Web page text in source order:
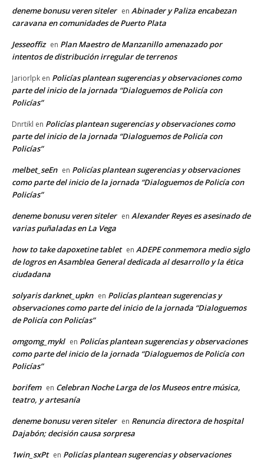
deneme bonusu veren siteler en Abinader y Paliza encabezan
caravana en comunidades de Puerto Plata
Jesseoffiz en Plan Maestro de Manzanillo amenazado por
intentos de distribución irregular de terrenos
Jariorlpk en Policías plantean sugerencias y observaciones como
parte del inicio de la jornada “Dialoguemos de Policía con
Policías”
Dnrtikl en Policías plantean sugerencias y observaciones como
parte del inicio de la jornada “Dialoguemos de Policía con
Policías”
melbet_seEn en Policías plantean sugerencias y observaciones
como parte del inicio de la jornada “Dialoguemos de Policía con
Policías”
deneme bonusu veren siteler en Alexander Reyes es asesinado de
varias puñaladas en La Vega
how to take dapoxetine tablet en ADEPE conmemora medio siglo
de logros en Asamblea General dedicada al desarrollo y la ética
ciudadana
solyaris darknet_upkn en Policías plantean sugerencias y
observaciones como parte del inicio de la jornada “Dialoguemos
de Policía con Policías”
omgomg_mykl en Policías plantean sugerencias y observaciones
como parte del inicio de la jornada “Dialoguemos de Policía con
Policías”
borifem en Celebran Noche Larga de los Museos entre música,
teatro, y artesanía
deneme bonusu veren siteler en Renuncia directora de hospital
Dajabón; decisión causa sorpresa
1win_sxPt en Policías plantean sugerencias y observaciones